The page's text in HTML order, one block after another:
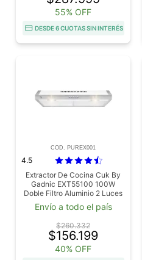
55% OFF
DESDE 6 CUOTAS SIN INTERÉS
COD. PUREX001
4.5
Extractor De Cocina Cuk By
Gadnic EXT55100 100W
Doble Filtro Aluminio 2 Luces
LED
Envío a todo el país
$260.332
$156.199
40% OFF